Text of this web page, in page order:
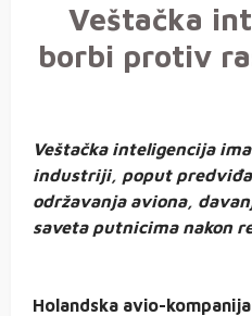
Veštačka
borbi protiv
Veštačka inteligencija
industriji, poput
održavanja aviona,
saveta putnicima nakon
Holandska avio-